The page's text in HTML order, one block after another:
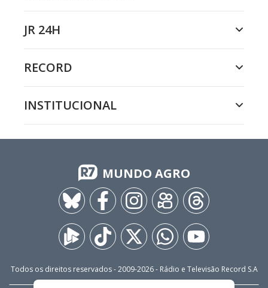
JR 24H
RECORD
INSTITUCIONAL
MUNDO AGRO
Todos os direitos reservados - 2009-2026- Rádio e Televisão Record S.A